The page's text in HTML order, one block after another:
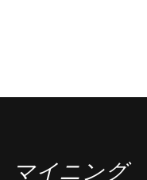
マイニング